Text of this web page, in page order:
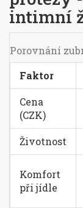
intimní
Porovnání
Faktor
Cena
(CZK)
Životnost
Komfort
při jídle